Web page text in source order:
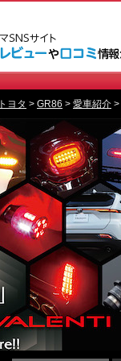
トヨタ > GR86 > 愛車紹介 >